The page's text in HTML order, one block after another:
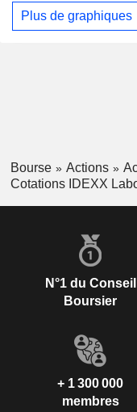
Plus de graphiques
Bourse Actions
Cotations IDEXX
N°1 du Conseil
Boursier
+ 1 300 000
membres